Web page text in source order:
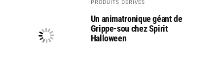
Un animatronique géant de
Grippe-sou chez Spirit
Halloween